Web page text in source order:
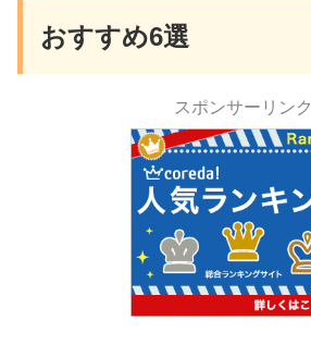
おすすめ6選
スポンサーリンク